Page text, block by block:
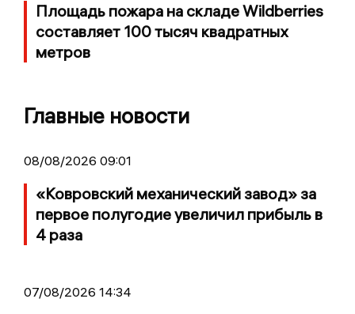
Площадь пожара на складе Wildberries
составляет 100 тысяч квадратных
метров
Главные новости
08/08/2026 09:01
«Ковровский механический завод» за
первое полугодие увеличил прибыль в
4 раза
07/08/2026 14:34